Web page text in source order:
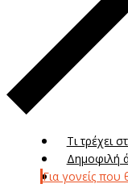
Τι τρέχει
Δημοφιλή
Για γονείς